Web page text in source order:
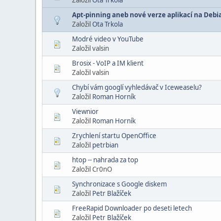
Apt-pinning aneb nové verze aplikací na
Založil Ota Trkola
Modré video v YouTube
Založil valsin
Brosix - VoIP a IM klient
Založil valsin
Chybí vám googlí vyhledávač v Iceweaselu?
Založil Roman Horník
Viewnior
Založil Roman Horník
Zrychlení startu OpenOffice
Založil petrbian
htop -- nahrada za top
Založil Cr0nO
Synchronizace s Google diskem
Založil Petr Blažíček
FreeRapid Downloader po deseti letech
Založil Petr Blažíček